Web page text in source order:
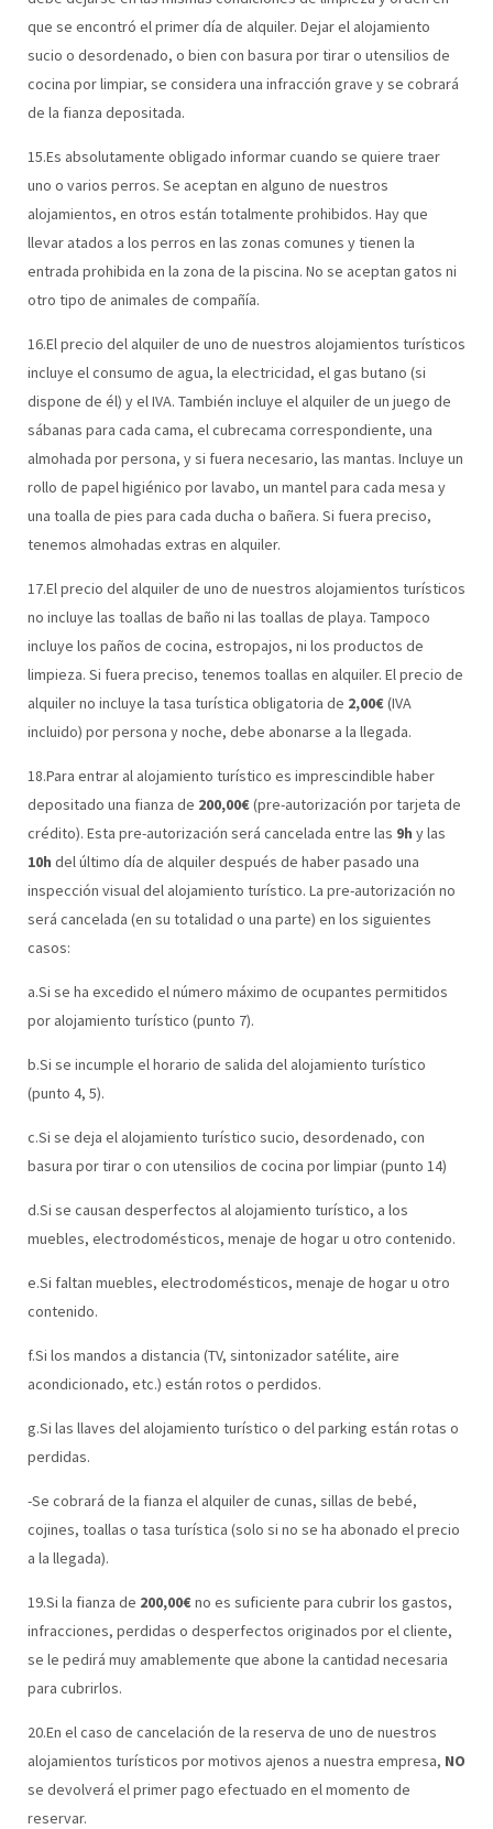
que se encontró el primer día de alquiler. Dejar el alojamiento
sucio o desordenado, o bien con basura por tirar o utensilios de
cocina por limpiar, se considera una infracción grave y se cobrará
de la fianza depositada.
15.Es absolutamente obligado informar cuando se quiere traer
uno o varios perros. Se aceptan en alguno de nuestros
alojamientos, en otros están totalmente prohibidos. Hay que
llevar atados a los perros en las zonas comunes y tienen la
entrada prohibida en la zona de la piscina. No se aceptan gatos ni
otro tipo de animales de compañía.
16.El precio del alquiler de uno de nuestros alojamientos turísticos
incluye el consumo de agua, la electricidad, el gas butano (si
dispone de él) y el IVA. También incluye el alquiler de un juego de
sábanas para cada cama, el cubrecama correspondiente, una
almohada por persona, y si fuera necesario, las mantas. Incluye un
rollo de papel higiénico por lavabo, un mantel para cada mesa y
una toalla de pies para cada ducha o bañera. Si fuera preciso,
tenemos almohadas extras en alquiler.
17.El precio del alquiler de uno de nuestros alojamientos turísticos
no incluye las toallas de baño ni las toallas de playa. Tampoco
incluye los paños de cocina, estropajos, ni los productos de
limpieza. Si fuera preciso, tenemos toallas en alquiler. El precio de
alquiler no incluye la tasa turística obligatoria de 2,00€(IVA
incluido) por persona y noche, debe abonarse a la llegada.
18.Para entrar al alojamiento turístico es imprescindible haber
depositado una fianza de 200,00€(pre-autorización por tarjeta de
crédito). Esta pre-autorización será cancelada entre las 9h y las
10h del último día de alquiler después de haber pasado una
inspección visual del alojamiento turístico. La pre-autorización no
será cancelada (en su totalidad o una parte) en los siguientes
casos:
a.Si se ha excedido el número máximo de ocupantes permitidos
por alojamiento turístico (punto 7).
b.Si se incumple el horario de salida del alojamiento turístico
(punto 4, 5).
c.Si se deja el alojamiento turístico sucio, desordenado, con
basura por tirar o con utensilios de cocina por limpiar (punto 14)
d.Si se causan desperfectos al alojamiento turístico, a los
muebles, electrodomésticos, menaje de hogar u otro contenido.
e.Si faltan muebles, electrodomésticos, menaje de hogar u otro
contenido.
f.Si los mandos a distancia (TV, sintonizador satélite, aire
acondicionado, etc.) están rotos o perdidos.
g.Si las llaves del alojamiento turístico o del parking están rotas o
perdidas.
-Se cobrará de la fianza el alquiler de cunas, sillas de bebé,
cojines, toallas o tasa turística (solo si no se ha abonado el precio
a la llegada).
19.Si la fianza de 200,00€no es suficiente para cubrir los gastos,
infracciones, perdidas o desperfectos originados por el cliente,
se le pedirá muy amablemente que abone la cantidad necesaria
para cubrirlos.
20.En el caso de cancelación de la reserva de uno de nuestros
alojamientos turísticos por motivos ajenos a nuestra empresa, NO
se devolverá el primer pago efectuado en el momento de
reservar.